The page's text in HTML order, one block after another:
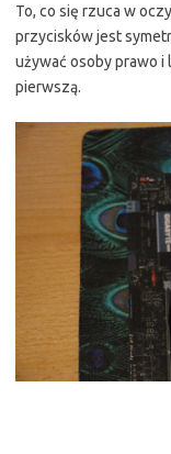
To, co się rzuca w
przycisków jest
używać osoby prawo i
pierwszą.